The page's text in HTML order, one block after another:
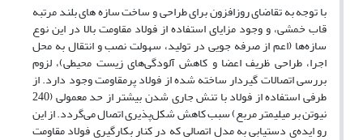
با توجه به تقاضای روزافزون برای طراحی و ساخت سازه های بلند مرتبه
قاب خمشی، و وجود مزایای استفاده از فولاد مقاومت بالا در این نوع
سازه‌ها (اعم از صرفه جویی در تولید، سهولت نصب و انتقال به محل
اجرا، طراحی ظریف اعضا و کاهش آلودگی‌های زیست محیطی)، لزوم
بررسی اتصالات گیردار ساخته شده از فولاد پرمقاومت وجود دارد. از
طرفی استفاده از فولاد با تنش جاری شدن بیشتر از حد معمولی (240
نیوتن بر میلیمتر مربع) سبب کاهش شکل‌پذیری اتصال می‌گردد. از این
رو ایده‌ی دستیابی به مدل اتصالی که در کنار بکارگیری فولاد مقاومت